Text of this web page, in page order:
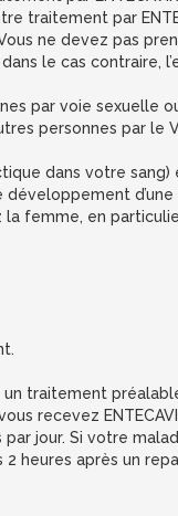
par
ne devez pas
le cas contraire,
par voie sexuelle
personnes par le
dans votre sang)
d’une
femme, en
un traitement
recevez
par jour. Si votre
heures après un